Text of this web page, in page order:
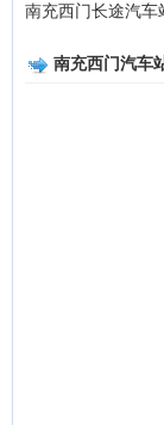
南充西门长途汽
南充西门汽车